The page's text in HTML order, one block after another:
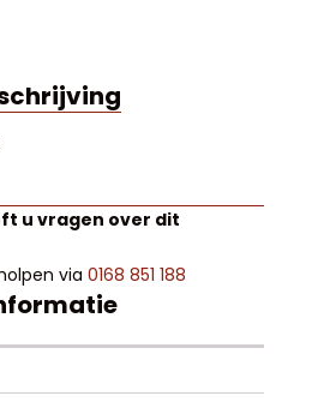
u vragen over dit
via 0168 851 188